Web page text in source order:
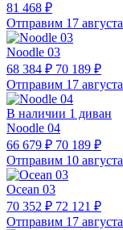
81 468 ₽
Отправим 17 августа
Noodle 03
68 384 ₽ 70 189 ₽
Отправим 17 августа
В наличии 1 диван
Noodle 04
66 679 ₽ 70 189 ₽
Отправим 10 августа
Ocean 03
70 352 ₽ 72 121 ₽
Отправим 17 августа